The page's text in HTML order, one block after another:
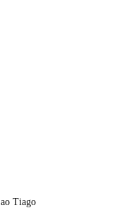
Tiago